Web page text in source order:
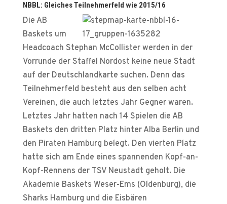
NBBL: Gleiches Teilnehmerfeld wie 2015/16
Die AB
Baskets um
Headcoach Stephan McCollister werden in der
Vorrunde der Staffel Nordost keine neue Stadt
auf der Deutschlandkarte suchen. Denn das
Teilnehmerfeld besteht aus den selben acht
Vereinen, die auch letztes Jahr Gegner waren.
Letztes Jahr hatten nach 14 Spielen die AB
Baskets den dritten Platz hinter Alba Berlin und
den Piraten Hamburg belegt. Den vierten Platz
hatte sich am Ende eines spannenden Kopf-an-
Kopf-Rennens der TSV Neustadt geholt. Die
Akademie Baskets Weser-Ems (Oldenburg), die
Sharks Hamburg und die Eisbären